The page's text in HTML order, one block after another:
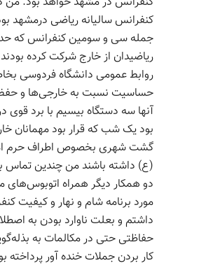
کنفرانس سالیانه ریاضی درمشهد
ریاضیدان از خارج شرکت کرده
روابط عمومی دانشگاه فردوسی
حساسیت نسبت به خارجی‌ها و
آنها سه دستگاه بیسیم با برد قوی
بود یک شب که قرار بود مهمانان
گشت شهری بخصوص اطراف حرم
(ع) داشته باشند من چندین تماس
دو همکار دیگر همراه اتوبوس‌های
مورد برنامه شام و نهار و کیفیت
داشتم و بعلت ناوارد بودن به
حفاظتی حتی در مکالمات به
کار بردن جملات خنده آور پرداخته